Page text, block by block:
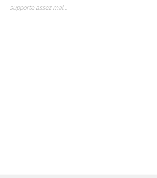
supporte assez mal...